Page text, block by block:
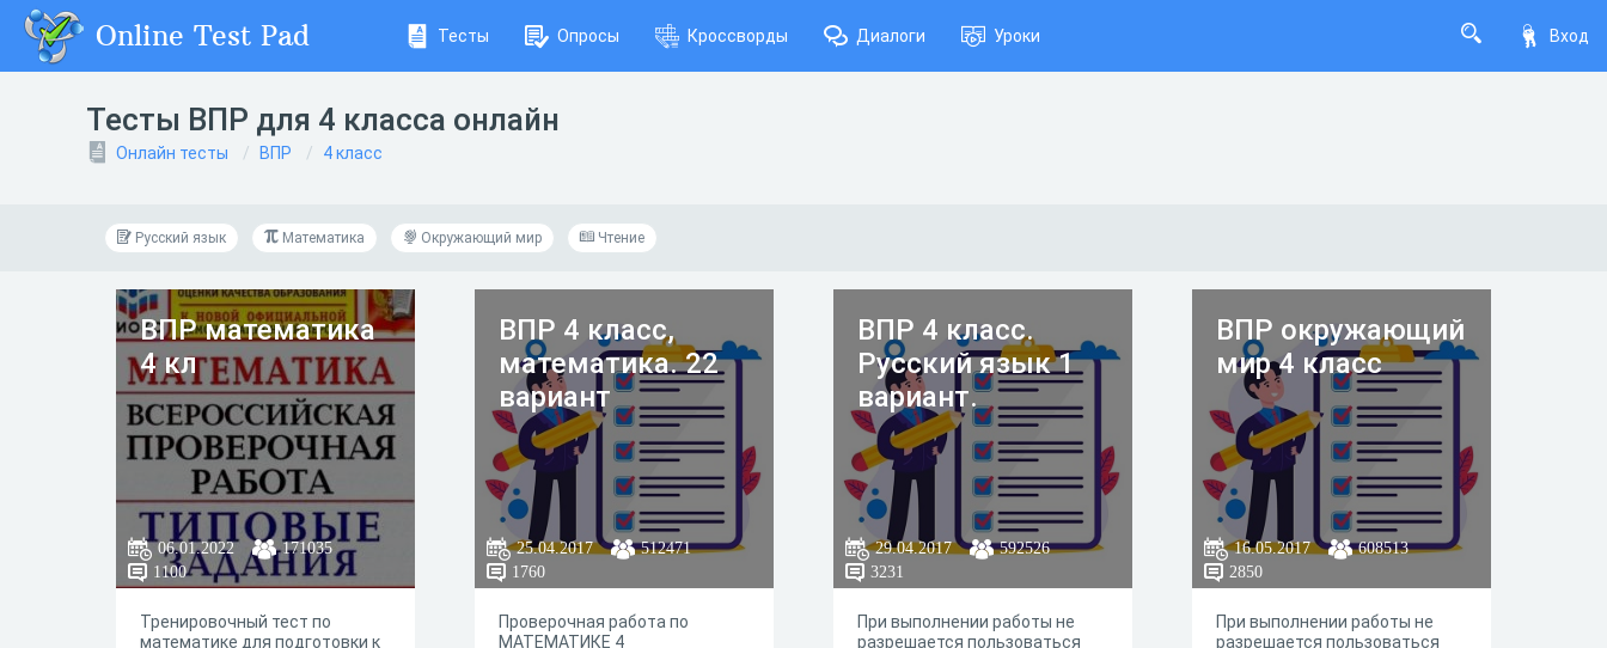
Вход
Online Test Pad Тесты Опросы Кроссворды Диалоги Уроки
Тесты ВПР для 4 класса онлайн
Онлайн тесты ВПР 4 класс
Русский язык Математика Окружающий мир Чтение
ВПР математика
4 кл
06.01.2022
171035
1100
Тренировочный тест по
математике для подготовки к
ВПР 4 класс,
математика. 22
вариант
25.04.2017
512471
1760
Проверочная работа по
МАТЕМАТИКЕ 4
ВПР 4 класс.
Русский язык 1
вариант.
29.04.2017
592526
3231
При выполнении работы не
разрешается пользоваться
ВПР окружающий
мир 4 класс
16.05.2017
608513
2850
При выполнении работы не
разрешается пользоваться